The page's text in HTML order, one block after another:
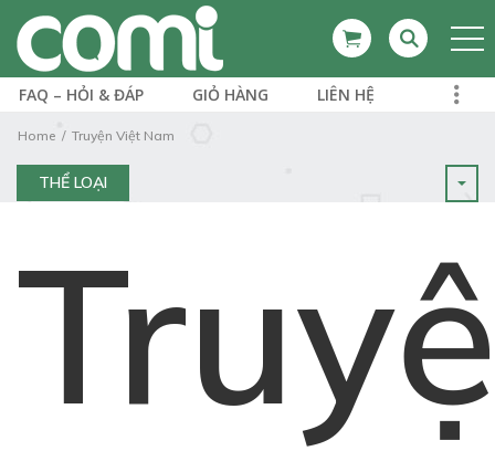
FAQ – HỎI & ĐÁP GIỎ HÀNG LIÊN HỆ
Home Truyện Việt Nam
THỂ LOẠI